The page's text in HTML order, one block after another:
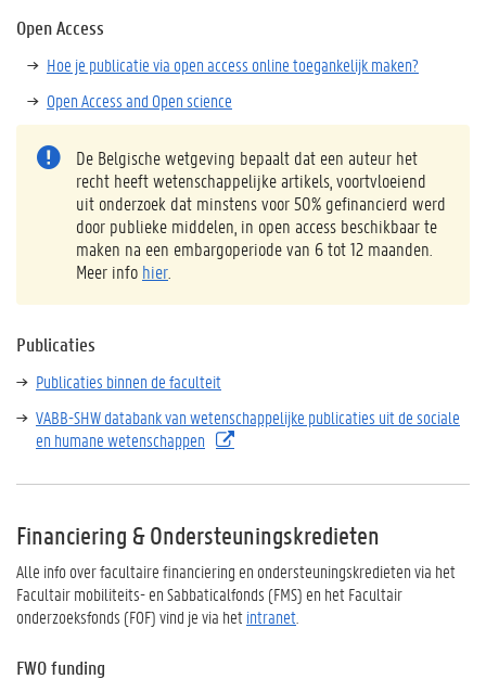
Open Access
Hoe je publicatie via open access online toegankelijk maken?
Open Access and Open science
De Belgische wetgeving bepaalt dat een auteur het
recht heeft wetenschappelijke artikels, voortvloeiend
uit onderzoek dat minstens voor 50% gefinancierd werd
door publieke middelen, in open access beschikbaar te
maken na een embargoperiode van 6 tot 12 maanden.
Meer info hier
Publicaties
Publicaties binnen de faculteit
VABB-SHW databank van wetenschappelijke publicaties uit de sociale
en humane wetenschappen
Financiering & Ondersteuningskredieten
Alle info over facultaire financiering en ondersteuningskredieten via het
Facultair mobiliteits- en Sabbaticalfonds (FMS) en het Facultair
onderzoeksfonds (FOF) vind je via hetintranet
FWO funding